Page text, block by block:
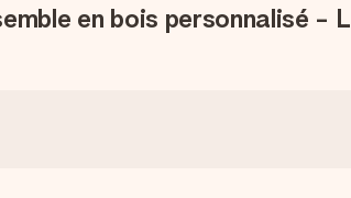
en bois personnalisé - L